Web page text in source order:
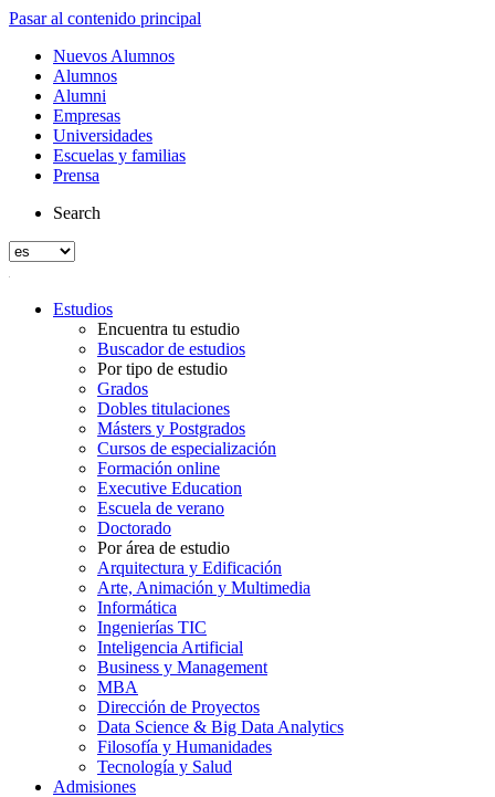
Pasar al contenido principal
Nuevos Alumnos
Alumnos
Alumni
Empresas
Universidades
Escuelas y familias
Prensa
Search
Estudios
Encuentra tu estudio
Buscador de estudios
Por tipo de estudio
Grados
Dobles titulaciones
Másters y Postgrados
Cursos de especialización
Formación online
Executive Education
Escuela de verano
Doctorado
Por área de estudio
Arquitectura y Edificación
Arte, Animación y Multimedia
Informática
Ingenierías TIC
Inteligencia Artificial
Business y Management
MBA
Dirección de Proyectos
Data Science & Big Data Analytics
Filosofía y Humanidades
Tecnología y Salud
Admisiones